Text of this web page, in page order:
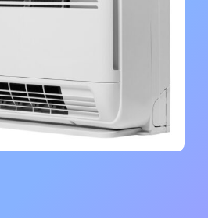
увеличить изображение